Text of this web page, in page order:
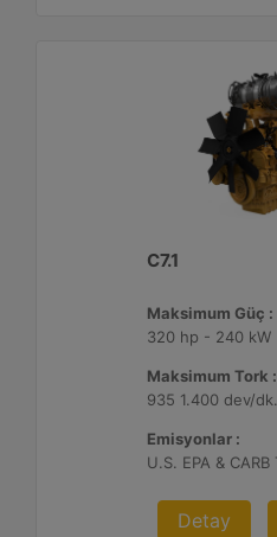
C7.1
Maksimum Güç :
320 hp - 240 kW
Maksimum Tork :
Emisyonlar :
Detay